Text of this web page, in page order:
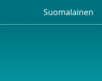
Suomalainen